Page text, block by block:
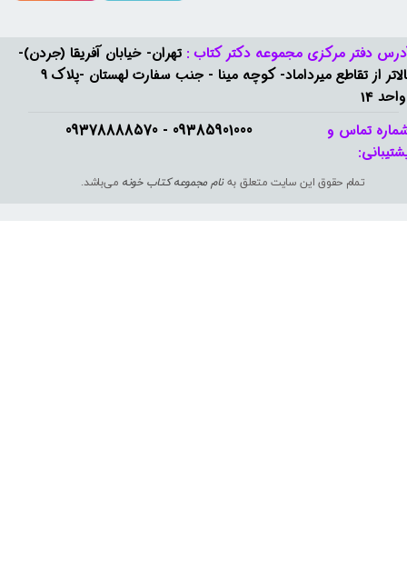
09385901000 - 09378888570​​​​​​​
دفتر مرکزی مجموعه دکتر کتاب : تهران- خیابان آفریقا (جردن)-
بالاتر از تقاطع میرداماد- کوچه مینا - جنب سفارت لهستان -پلاک 9
14
تمام حقوق این سایت متعلق بهنام مجموعه کتاب خونه می‌باشد.
تماس و